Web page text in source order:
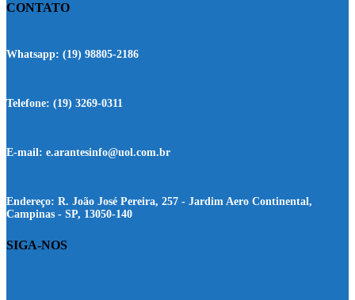
CONTATO
Whatsapp: (19) 98805-2186
Telefone: (19) 3269-0311
E-mail: e.arantesinfo@uol.com.br
Endereço: R. João José Pereira, 257 - Jardim Aero Continental,
Campinas - SP, 13050-140
SIGA-NOS